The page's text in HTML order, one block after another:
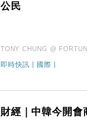
公民
TONY CHUNG @
即時快訊 國際
財經｜中韓今開會